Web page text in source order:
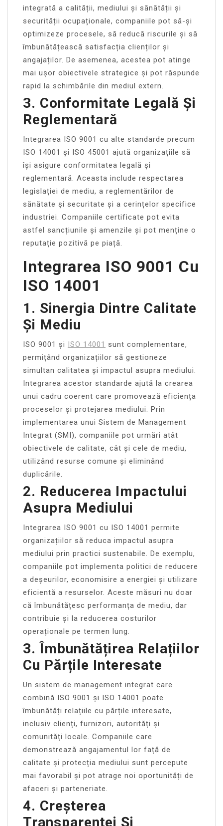
integrată a calității, mediului și sănătății și
securității ocupaționale, companiile pot să-și
optimizeze procesele, să reducă riscurile și să
îmbunătățească satisfacția clienților și
angajaților. De asemenea, acestea pot atinge
mai ușor obiectivele strategice și pot răspunde
rapid la schimbările din mediul extern.
3. Conformitate Legală Și
Reglementară
Integrarea ISO 9001 cu alte standarde precum
ISO 14001 și ISO 45001 ajută organizațiile să
își asigure conformitatea legală și
reglementară. Aceasta include respectarea
legislației de mediu, a reglementărilor de
sănătate și securitate și a cerințelor specifice
industriei. Companiile certificate pot evita
astfel sancțiunile și amenzile și pot menține o
reputație pozitivă pe piață.
Integrarea ISO 9001 Cu
ISO 14001
1. Sinergia Dintre Calitate
Și Mediu
ISO 9001 și ISO 14001 sunt complementare,
permițând organizațiilor să gestioneze
simultan calitatea și impactul asupra mediului.
Integrarea acestor standarde ajută la crearea
unui cadru coerent care promovează eficiența
proceselor și protejarea mediului. Prin
implementarea unui Sistem de Management
Integrat (SMI), companiile pot urmări atât
obiectivele de calitate, cât și cele de mediu,
utilizând resurse comune și eliminând
duplicările.
2. Reducerea Impactului
Asupra Mediului
Integrarea ISO 9001 cu ISO 14001 permite
organizațiilor să reduca impactul asupra
mediului prin practici sustenabile. De exemplu,
companiile pot implementa politici de reducere
a deșeurilor, economisire a energiei și utilizare
eficientă a resurselor. Aceste măsuri nu doar
că îmbunătățesc performanța de mediu, dar
contribuie și la reducerea costurilor
operaționale pe termen lung.
3. Îmbunătățirea Relațiilor
Cu Părțile Interesate
Un sistem de management integrat care
combină ISO 9001 și ISO 14001 poate
îmbunătăți relațiile cu părțile interesate,
inclusiv clienți, furnizori, autorități și
comunități locale. Companiile care
demonstrează angajamentul lor față de
calitate și protecția mediului sunt percepute
mai favorabil și pot atrage noi oportunități de
afaceri și parteneriate.
4. Creșterea
Transparenței Și